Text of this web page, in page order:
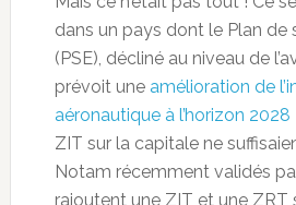
dans un pays dont le Plan de
(PSE), décliné au niveau de
prévoit une amélioration de
aéronautique à l’horizon 2028
ZIT sur la capitale ne
Notam récemment validés
rajoutent une ZIT et une ZRT